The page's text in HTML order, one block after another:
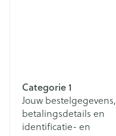
Categorie 1
Jouw bestelgegevens,
betalingsdetails en
identificatie- en